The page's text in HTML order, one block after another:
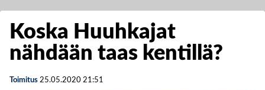
Koska Huuhkajat
nähdään taas kentillä?
Toimitus 25.05.2020 21:51